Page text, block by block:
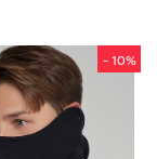
- 10%